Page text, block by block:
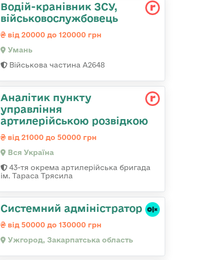
Водій-кранівник ЗСУ,
військовослужбовець
від 20000 до 120000 грн
Умань
Військова частина А2648
Аналітик пункту
управління
артилерійською розвідкою
від 21000 до 50000 грн
Вся Україна
43-тя окрема артилерійська бригада
ім. Тараса Трясила
Системний адміністратор
від 50000 до 130000 грн
Ужгород, Закарпатська область